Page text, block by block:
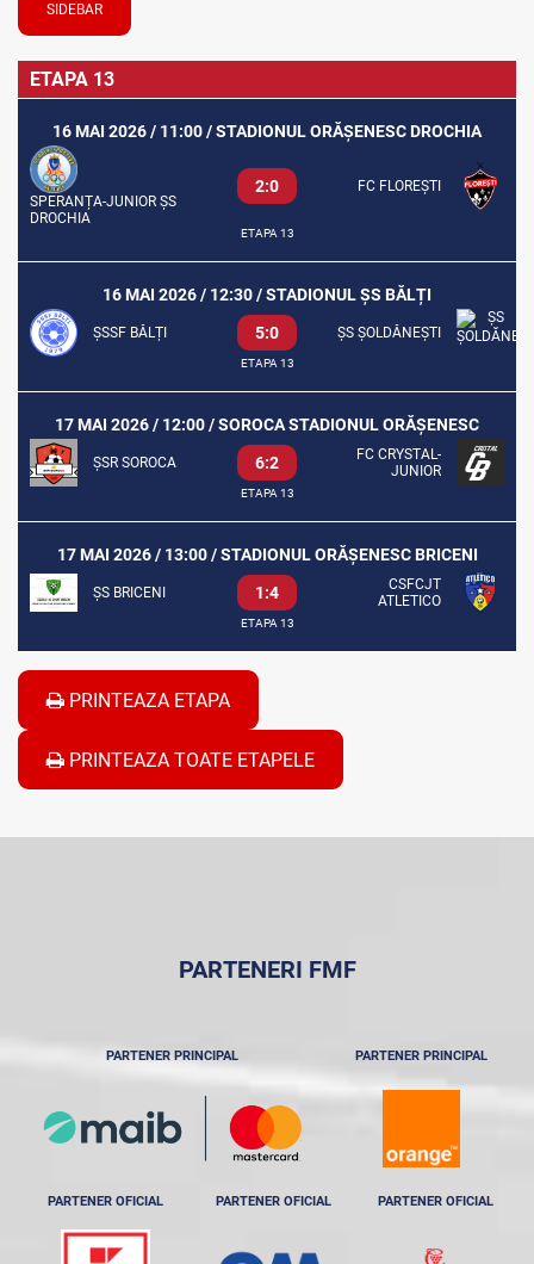
SIDEBAR
ETAPA 13
16 MAI 2026 / 11:00 / STADIONUL ORĂȘENESC DROCHIA
SPERANȚA-JUNIOR ȘS
DROCHIA
2:0 FC FLOREȘTI
ETAPA 13
16 MAI 2026 / 12:30 / STADIONUL ȘS BĂLȚI
ȘSSF BĂLȚI 5:0 ȘS ȘOLDĂNEȘTI
ETAPA 13
17 MAI 2026 / 12:00 / SOROCA STADIONUL ORĂȘENESC
ȘSR SOROCA 6:2
FC CRYSTAL-
JUNIOR
ETAPA 13
17 MAI 2026 / 13:00 / STADIONUL ORĂȘENESC BRICENI
ȘS BRICENI 1:4
CSFCJT
ATLETICO
ETAPA 13
PRINTEAZA ETAPA
PRINTEAZA TOATE ETAPELE
PARTENERI FMF
PARTENER PRINCIPAL PARTENER PRINCIPAL
PARTENER OFICIAL PARTENER OFICIAL PARTENER OFICIAL